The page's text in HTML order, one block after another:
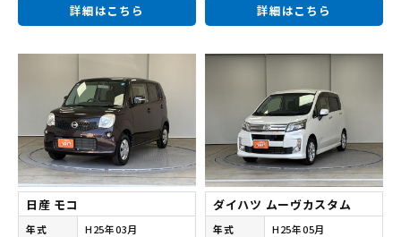
詳細はこちら 詳細はこちら
日産 モコ
年式
H25年03月
ダイハツ ムーヴカスタム
年式
H25年05月